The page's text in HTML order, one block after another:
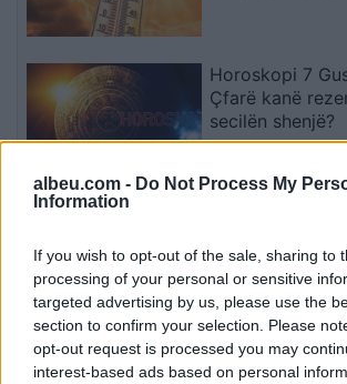
albeu.com - Do Not Process My
Information
If you wish to opt-out of the sale, sharing to
processing of your personal or sensitive
targeted advertising by us, please use the
section to confirm your selection. Please
opt-out request is processed you may
interest-based ads based on personal
Horoskopi 7
Çfarë kanë
secilën shenjë?
gjendet i pajetë